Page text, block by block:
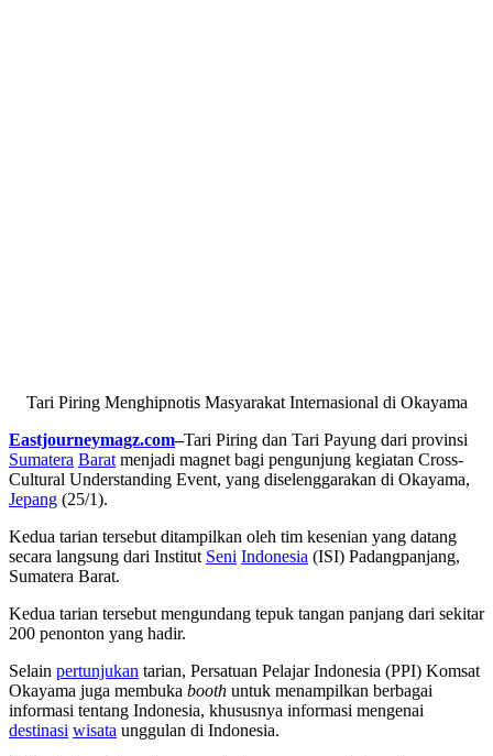
Tari Piring Menghipnotis Masyarakat Internasional di Okayama
Eastjourneymagz.com–Tari Piring dan Tari Payung dari provinsi
Sumatera Barat menjadi magnet bagi pengunjung kegiatan Cross-
Cultural Understanding Event, yang diselenggarakan di Okayama,
Jepang (25/1).
Kedua tarian tersebut ditampilkan oleh tim kesenian yang datang
secara langsung dari Institut Seni Indonesia (ISI) Padangpanjang,
Sumatera Barat.
Kedua tarian tersebut mengundang tepuk tangan panjang dari sekitar
200 penonton yang hadir.
Selain pertunjukan tarian, Persatuan Pelajar Indonesia (PPI) Komsat
Okayama juga membuka booth untuk menampilkan berbagai
informasi tentang Indonesia, khususnya informasi mengenai
destinasi wisata unggulan di Indonesia.